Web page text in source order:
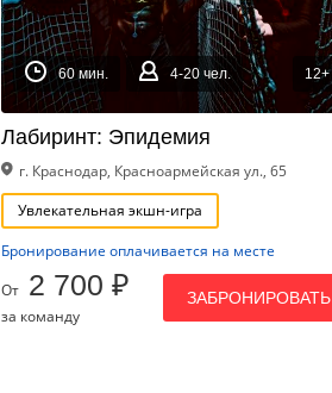
60 мин. 4-20 чел. 12+
Лабиринт: Эпидемия
г. Краснодар, Красноармейская ул., 65
Увлекательная экшн-игра
Бронирование оплачивается на месте
От 2 700 ₽
за команду
ЗАБРОНИРОВАТЬ